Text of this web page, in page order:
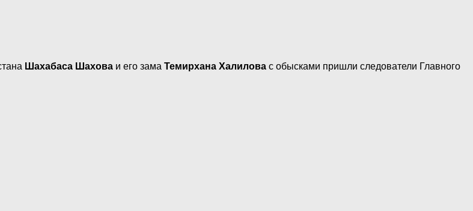
Шахабаса Шахова и его зама Темирхана Халилова с обысками пришли следователи Главного